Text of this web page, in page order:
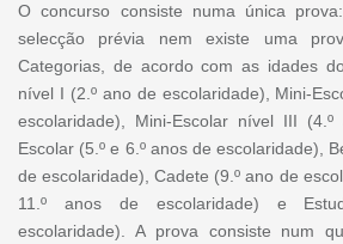
O concurso consiste numa única
selecção prévia nem existe uma
Categorias, de acordo com as idades
nível I (2.º ano de escolaridade), Mini-
escolaridade), Mini-Escolar nível III
Escolar (5.º e 6.º anos de escolaridade),
de escolaridade), Cadete (9.º ano de
11.º anos de escolaridade) e
escolaridade). A prova consiste num